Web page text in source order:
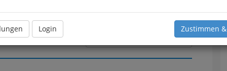
Login Zustimmen
Meine Nachricht senden